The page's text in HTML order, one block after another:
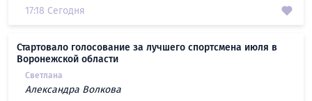
17:18 Сегодня
Стартовало голосование за лучшего спортсмена июля в
Воронежской области
Светлана
Александра Волкова